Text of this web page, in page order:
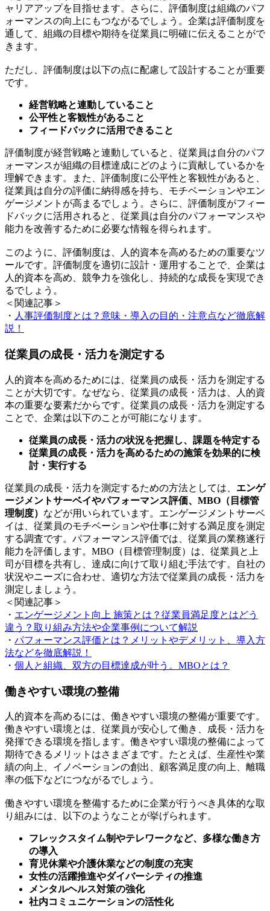
ャリアアップを目指せます。さらに、評価制度は組織のパフ
ォーマンスの向上にもつながるでしょう。企業は評価制度を
通して、組織の目標や期待を従業員に明確に伝えることがで
きます。
ただし、評価制度は以下の点に配慮して設計することが重要
です。
経営戦略と連動していること
公平性と客観性があること
フィードバックに活用できること
評価制度が経営戦略と連動していると、従業員は自分のパフ
ォーマンスが組織の目標達成にどのように貢献しているかを
理解できます。また、評価制度に公平性と客観性があると、
従業員は自分の評価に納得感を持ち、モチベーションやエン
ゲージメントが高まるでしょう。さらに、評価制度がフィー
ドバックに活用されると、従業員は自分のパフォーマンスや
能力を改善するために必要な情報を得られます。
このように、評価制度は、人的資本を高めるための重要なツ
ールです。評価制度を適切に設計・運用することで、企業は
人的資本を高め、競争力を強化し、持続的な成長を実現でき
るでしょう。
＜関連記事＞
・ 人事評価制度とは？意味・導入の目的・注意点など徹底解
説！
従業員の成長・活力を測定する
人的資本を高めるためには、従業員の成長・活力を測定する
ことが大切です。なぜなら、従業員の成長・活力は、人的資
本の重要な要素だからです。従業員の成長・活力を測定する
ことで、企業は以下のことが可能になります。
従業員の成長・活力の状況を把握し、課題を特定する
従業員の成長・活力を高めるための施策を効果的に検
討・実行する
従業員の成長・活力を測定するための方法としては、 エンゲ
ージメントサーベイやパフォーマンス評価、MBO（目標管
理制度） などが用いられています。エンゲージメントサーベ
イは、従業員のモチベーションや仕事に対する満足度を測定
する調査です。パフォーマンス評価では、従業員の業務遂行
能力を評価します。MBO（目標管理制度）は、従業員と上
司が目標を共有し、達成に向けて取り組む手法です。自社の
状況やニーズに合わせ、適切な方法で従業員の成長・活力を
測定しましょう。
＜関連記事＞
・ エンゲージメント向上 施策とは？従業員満足度とはどう
違う？取り組み方法や企業事例について解説
・ パフォーマンス評価とは？メリットやデメリット、導入方
法などを徹底解説！
・ 個人と組織、双方の目標達成が叶う。MBOとは？
働きやすい環境の整備
人的資本を高めるには、働きやすい環境の整備が重要です。
働きやすい環境とは、従業員が安心して働き、成長・活力を
発揮できる環境を指します。働きやすい環境の整備によって
期待できるメリットはさまざまです。たとえば、生産性や業
績の向上、イノベーションの創出、顧客満足度の向上、離職
率の低下などにつながるでしょう。
働きやすい環境を整備するために企業が行うべき具体的な取
り組みには、以下のようなことが挙げられます。
フレックスタイム制やテレワークなど、多様な働き方
の導入
育児休業や介護休業などの制度の充実
女性の活躍推進やダイバーシティの推進
メンタルヘルス対策の強化
社内コミュニケーションの活性化